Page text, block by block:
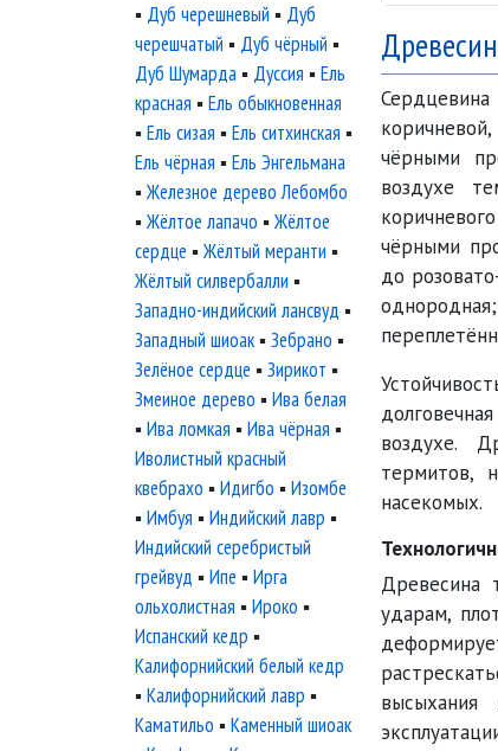
чёрными
воздухе
чёрными
до
воздухе.
термитов,
насекомых.
Древесина
ударам,
высыхания
▪ Дуб черешневый ▪ Дуб
черешчатый ▪ Дуб чёрный ▪
Дуб Шумарда ▪ Дуссия ▪Ель
красная ▪Ель обыкновенная
▪Ель сизая ▪Ель ситхинская ▪
Ель чёрная ▪Ель Энгельмана
▪Железное дерево Лебомбо
▪Жёлтое лапачо ▪Жёлтое
сердце ▪Жёлтый меранти ▪
Жёлтый силвербалли ▪
Западно-индийский лансвуд ▪
Западный шиоак ▪Зебрано ▪
Зелёное сердце ▪Зирикот ▪
Змеиное дерево ▪Ива белая
▪Ива ломкая ▪Ива чёрная ▪
Иволистный красный
квебрахо ▪Идигбо ▪Изомбе
▪Имбуя ▪Индийский лавр ▪
Индийский серебристый
грейвуд ▪Ипе ▪Ирга
ольхолистная ▪Ироко ▪
Испанский кедр ▪
Калифорнийский белый кедр
▪Калифорнийский лавр ▪
Каматильо ▪Каменный шиоак